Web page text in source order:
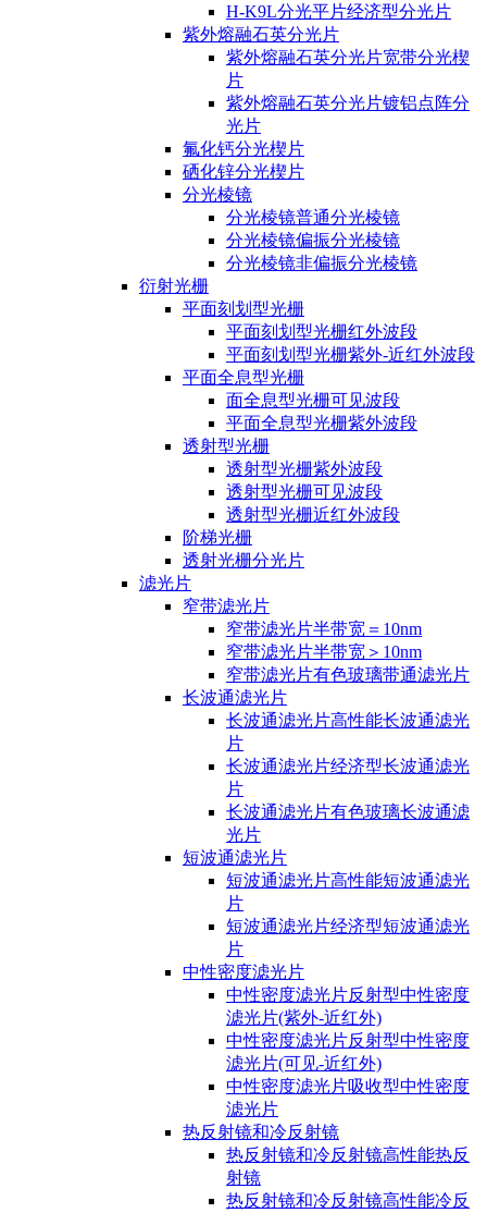
H-K9L分光平片经济型分光片
紫外熔融石英分光片
紫外熔融石英分光片宽带分光楔
片
紫外熔融石英分光片镀铝点阵分
光片
氟化钙分光楔片
硒化锌分光楔片
分光棱镜
分光棱镜普通分光棱镜
分光棱镜偏振分光棱镜
分光棱镜非偏振分光棱镜
衍射光栅
平面刻划型光栅
平面刻划型光栅红外波段
平面刻划型光栅紫外-近红外波段
平面全息型光栅
面全息型光栅可见波段
平面全息型光栅紫外波段
透射型光栅
透射型光栅紫外波段
透射型光栅可见波段
透射型光栅近红外波段
阶梯光栅
透射光栅分光片
滤光片
窄带滤光片
窄带滤光片半带宽＝10nm
窄带滤光片半带宽＞10nm
窄带滤光片有色玻璃带通滤光片
长波通滤光片
长波通滤光片高性能长波通滤光
片
长波通滤光片经济型长波通滤光
片
长波通滤光片有色玻璃长波通滤
光片
短波通滤光片
短波通滤光片高性能短波通滤光
片
短波通滤光片经济型短波通滤光
片
中性密度滤光片
中性密度滤光片反射型中性密度
滤光片(紫外-近红外)
中性密度滤光片反射型中性密度
滤光片(可见-近红外)
中性密度滤光片吸收型中性密度
滤光片
热反射镜和冷反射镜
热反射镜和冷反射镜高性能热反
射镜
热反射镜和冷反射镜高性能冷反